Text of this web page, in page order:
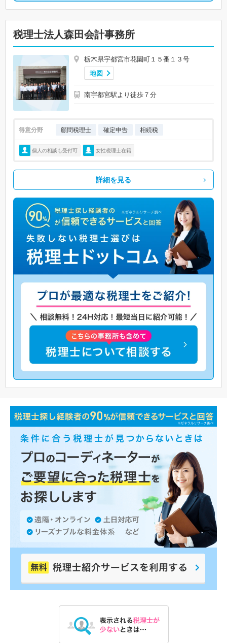
税理士法人森田会計事務所
栃木県宇都宮市花園町１５番１３号
地図
南宇都宮駅より徒歩７分
得意分野 顧問税理士 確定申告 相続税
個人の相談も受付可 女性税理士在籍
詳細を見る